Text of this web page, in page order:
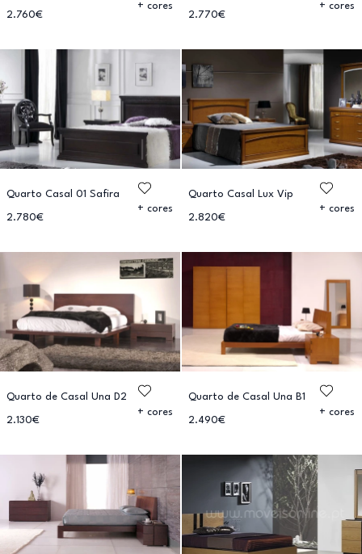
2.760€
+ cores
2.770€
+ cores
Quarto Casal 01 Safira
2.780€
+ cores
Quarto Casal Lux Vip
2.820€
+ cores
Quarto de Casal Una D2
2.130€
+ cores
Quarto de Casal Una B1
2.490€
+ cores